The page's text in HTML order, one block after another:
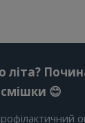
літа?
😊